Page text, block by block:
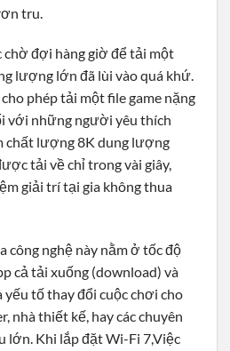
tru.
chờ đợi hàng giờ để tải một
lượng lớn đã lùi vào quá khứ.
phép tải một file game nặng
với những người yêu thích
chất lượng 8K dung lượng
tải về chỉ trong vài giây,
giải trí tại gia không thua
công nghệ này nằm ở tốc độ
cả tải xuống (download) và
tố thay đổi cuộc chơi cho
nhà thiết kế, hay các chuyên
lớn. Khi lắp đặt Wi-Fi 7,Việc